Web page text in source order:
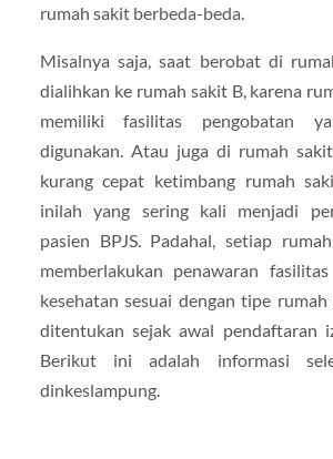
rumah sakit berbeda-beda.
Misalnya saja, saat berobat di
dialihkan ke rumah sakit B, karena
memiliki fasilitas pengobatan
digunakan. Atau juga di rumah
kurang cepat ketimbang rumah
inilah yang sering kali menjadi
pasien BPJS. Padahal, setiap
memberlakukan penawaran
kesehatan sesuai dengan tipe
ditentukan sejak awal pendaftaran
Berikut ini adalah informasi
dinkeslampung.